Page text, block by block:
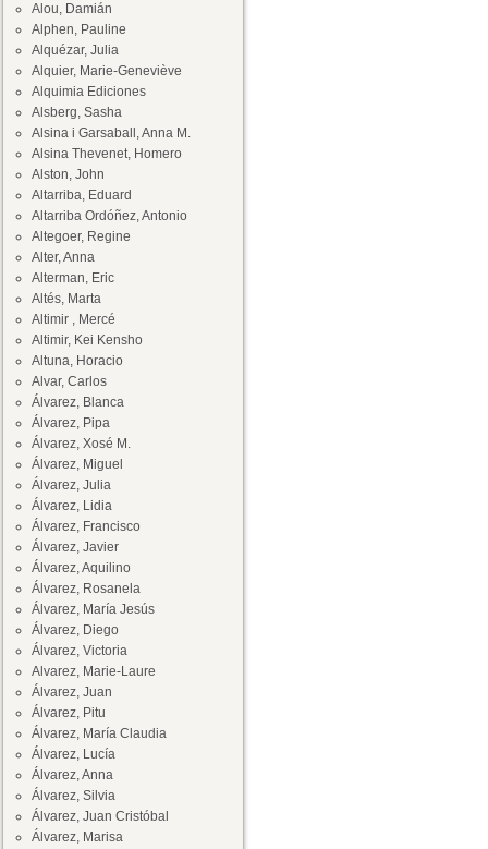
Alou, Damián
Alphen, Pauline
Alquézar, Julia
Alquier, Marie-Geneviève
Alquimia Ediciones
Alsberg, Sasha
Alsina i Garsaball, Anna M.
Alsina Thevenet, Homero
Alston, John
Altarriba, Eduard
Altarriba Ordóñez, Antonio
Altegoer, Regine
Alter, Anna
Alterman, Eric
Altés, Marta
Altimir , Mercé
Altimir, Kei Kensho
Altuna, Horacio
Alvar, Carlos
Álvarez, Blanca
Álvarez, Pipa
Álvarez, Xosé M.
Álvarez, Miguel
Álvarez, Julia
Álvarez, Lidia
Álvarez, Francisco
Álvarez, Javier
Álvarez, Aquilino
Álvarez, Rosanela
Álvarez, María Jesús
Álvarez, Diego
Álvarez, Victoria
Alvarez, Marie-Laure
Álvarez, Juan
Álvarez, Pitu
Álvarez, María Claudia
Álvarez, Lucía
Álvarez, Anna
Álvarez, Silvia
Álvarez, Juan Cristóbal
Álvarez, Marisa